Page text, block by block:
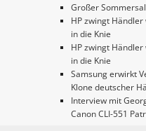
Großer
HP zwingt
in die Knie
HP zwingt
in die Knie
Samsung erwirkt
Klone deutscher
Interview mit
Canon CLI-551